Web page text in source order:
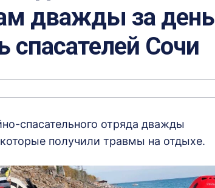
дважды за день
Сочи
спасательного отряда дважды
получили травмы на отдыхе.